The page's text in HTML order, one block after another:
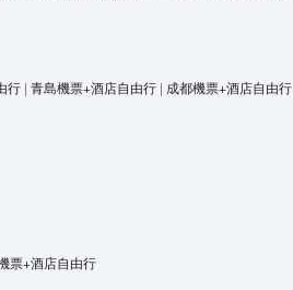
行 | 青島機票+酒店自由行 | 成都機票+酒店自由行
票+酒店自由行